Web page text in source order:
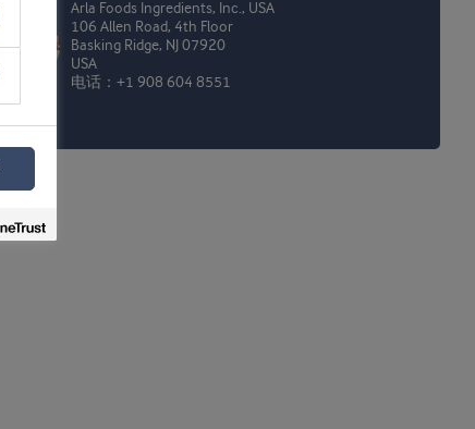
Arla Foods Ingredients, Inc., USA
106 Allen Road, 4th Floor
Basking Ridge, NJ 07920
USA
电话：+1 908 604 8551